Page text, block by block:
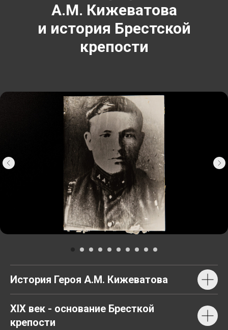
А.М. Кижеватова
и история Брестской
крепости
История Героя А.М. Кижеватова
XIX век - основание Бресткой
крепости